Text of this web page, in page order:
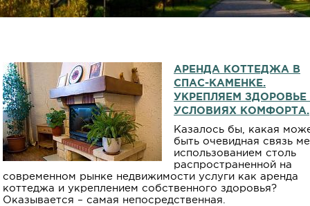
АРЕНДА КОТТЕДЖА В
СПАС-КАМЕНКЕ.
УКРЕПЛЯЕМ ЗДОРОВЬЕ
УСЛОВИЯХ КОМФОРТА.
Казалось бы, какая
быть очевидная связь
использованием столь
распространенной на
современном рынке недвижимости услуги как аренда
коттеджа и укреплением собственного здоровья?
Оказывается – самая непосредственная.